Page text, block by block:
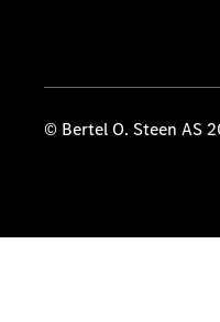
© Bertel O. Steen AS